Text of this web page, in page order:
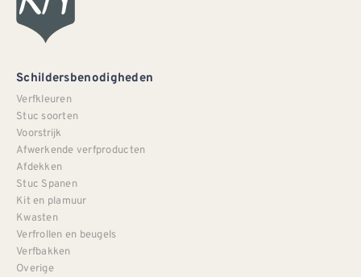
Schildersbenodigheden
Verfkleuren
Stuc soorten
Voorstrijk
Afwerkende verfproducten
Afdekken
Stuc Spanen
Kit en plamuur
Kwasten
Verfrollen en beugels
Verfbakken
Overige